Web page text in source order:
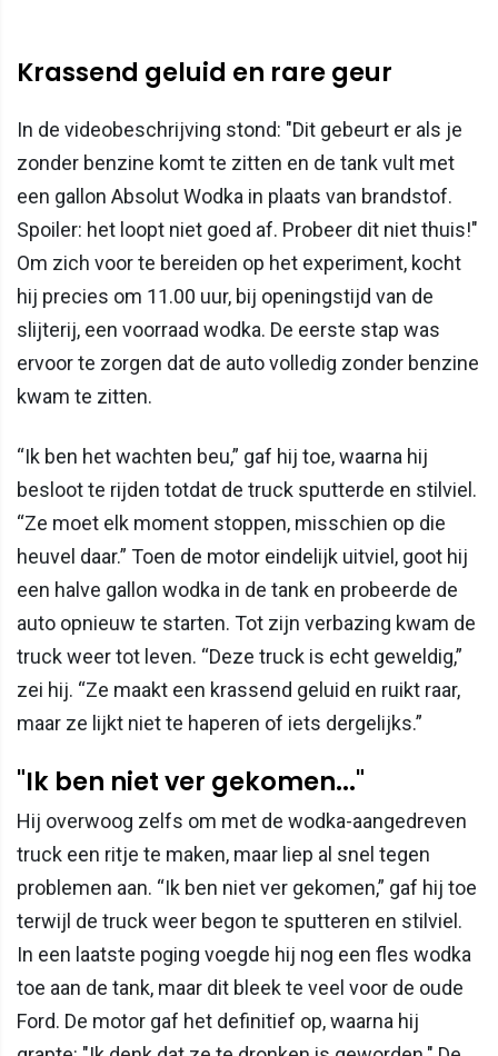
Krassend geluid en rare geur
In de videobeschrijving stond: "Dit gebeurt er als je
zonder benzine komt te zitten en de tank vult met
een gallon Absolut Wodka in plaats van brandstof.
Spoiler: het loopt niet goed af. Probeer dit niet thuis!"
Om zich voor te bereiden op het experiment, kocht
hij precies om 11.00 uur, bij openingstijd van de
slijterij, een voorraad wodka. De eerste stap was
ervoor te zorgen dat de auto volledig zonder benzine
kwam te zitten.
“Ik ben het wachten beu,” gaf hij toe, waarna hij
besloot te rijden totdat de truck sputterde en stilviel.
“Ze moet elk moment stoppen, misschien op die
heuvel daar.” Toen de motor eindelijk uitviel, goot hij
een halve gallon wodka in de tank en probeerde de
auto opnieuw te starten. Tot zijn verbazing kwam de
truck weer tot leven. “Deze truck is echt geweldig,”
zei hij. “Ze maakt een krassend geluid en ruikt raar,
maar ze lijkt niet te haperen of iets dergelijks.”
"Ik ben niet ver gekomen..."
Hij overwoog zelfs om met de wodka-aangedreven
truck een ritje te maken, maar liep al snel tegen
problemen aan. “Ik ben niet ver gekomen,” gaf hij toe
terwijl de truck weer begon te sputteren en stilviel.
In een laatste poging voegde hij nog een fles wodka
toe aan de tank, maar dit bleek te veel voor de oude
Ford. De motor gaf het definitief op, waarna hij